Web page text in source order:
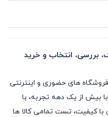
بررسی، انتخاب و خرید
های حضوری و اینترنتی
بیش از یک دهه تجربه، با
با کیفیت، تست تمامی کالا ها